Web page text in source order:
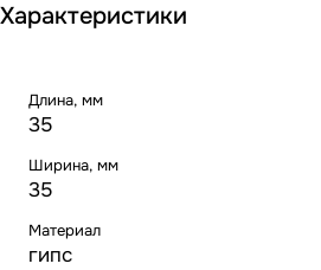
Характеристики
Длина, мм
35
Ширина, мм
35
Материал
гипс